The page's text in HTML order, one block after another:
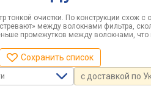
тонкой очистки. По конструкции схож
между волокнами фильтра,
промежутков между волокнами,
Сохранить список
с доставкой по